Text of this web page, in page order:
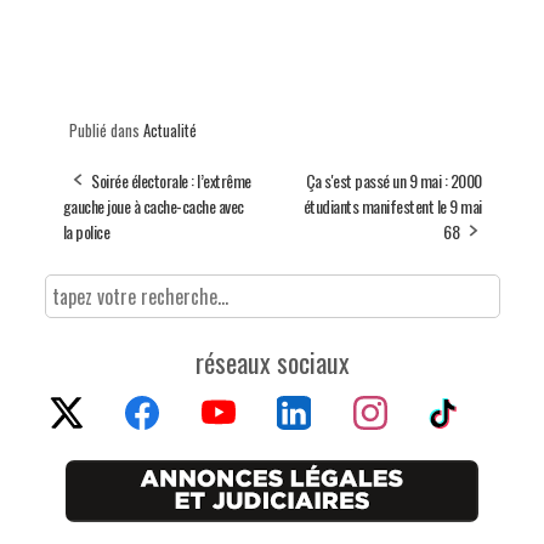
Publié dans Actualité
Soirée électorale : l’extrême
gauche joue à cache-cache avec
la police
Ça s'est passé un 9 mai : 2000
étudiants manifestent le 9 mai
68
réseaux sociaux